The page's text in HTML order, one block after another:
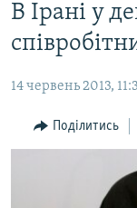
основного
матеріалу
Перейти
до
навігації
Перейти
ВОДА.КРИМ
ВІДЕО ТА ФОТО
ПОЛІТИКА
БЛОГИ
В Ірані у
14 червень 2013,
Поділитись